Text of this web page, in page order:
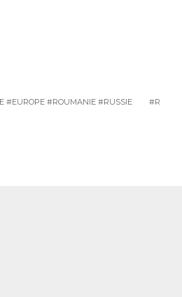
#EUROPE #ROUMANIE #RUSSIE